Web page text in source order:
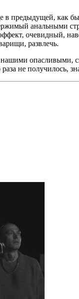
в предыдущей, как
анальными
очевидный,
развлечь.
нашими
не получилось,